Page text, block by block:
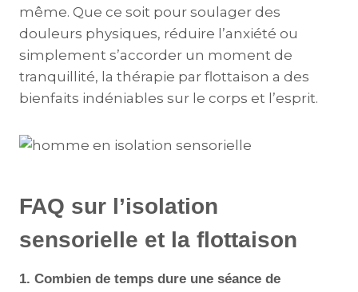
même. Que ce soit pour soulager des
douleurs physiques, réduire l’anxiété ou
simplement s’accorder un moment de
tranquillité, la thérapie par flottaison a des
bienfaits indéniables sur le corps et l’esprit.
FAQ sur l’isolation
sensorielle et la flottaison
1. Combien de temps dure une séance de